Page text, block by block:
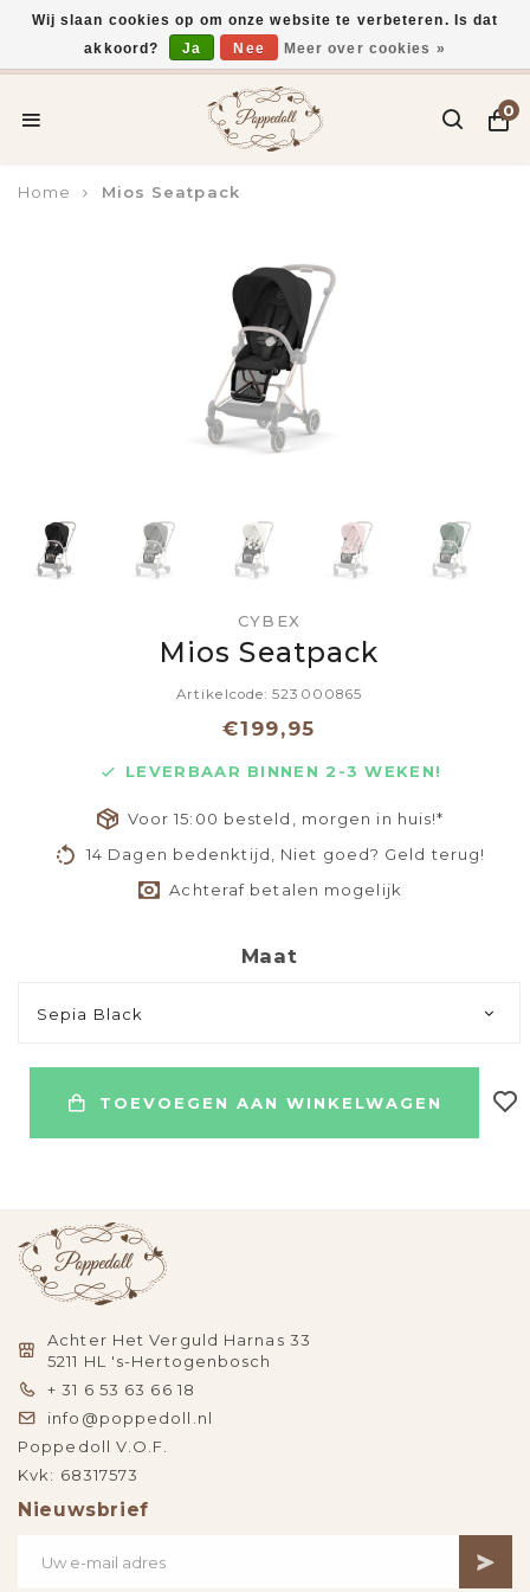
Voor 15:00 uur besteld, vandaag verzonden*
0
Home Mios Seatpack
CYBEX
Mios Seatpack
Artikelcode: 523000865
€199,95
LEVERBAAR BINNEN 2-3 WEKEN!
Voor 15:00 besteld, morgen in huis!*
14 Dagen bedenktijd, Niet goed? Geld terug!
Achteraf betalen mogelijk
Maat
Sepia Black
TOEVOEGEN AAN WINKELWAGEN
Achter Het Verguld Harnas 33
5211 HL 's-Hertogenbosch
+ 31 6 53 63 66 18
info@poppedoll.nl
Poppedoll V.O.F.
Kvk: 68317573
Nieuwsbrief
Wij slaan cookies op om onze website te verbeteren. Is dat
akkoord?
Ja Nee Meer over cookies »